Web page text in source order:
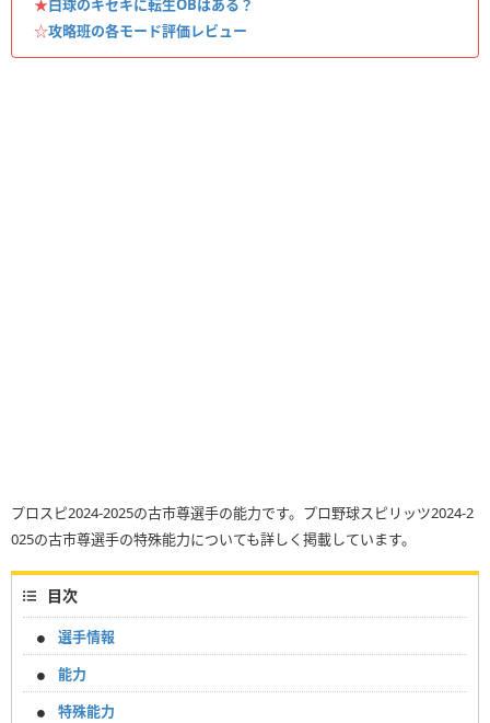
★白球のキセキに転生OBはある？
☆攻略班の各モード評価レビュー
プロスピ2024-2025の古市尊選手の能力です。プロ野球スピリッツ2024-2
025の古市尊選手の特殊能力についても詳しく掲載しています。
目次
選手情報
能力
特殊能力